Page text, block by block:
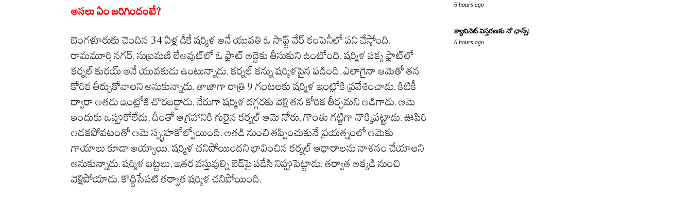
అసలు ఏం జరిగిందంటే?
బెంగళూరుకు చెందిన 34 ఏళ్ల డీకే షర్మిళ అనే యువతి ఓ సాఫ్ట్‌ వేర్ కంపెనీలో పని చేస్తోంది.
రామమూర్తి నగర్‌, సుబ్రమణి లేఅవుట్‌లో ఓ ఫ్లాట్ అద్దెకు తీసుకుని ఉంటోంది. షర్మిళ పక్క ఫ్లాట్‌లో
కర్నల్ కురయ్ అనే యువకుడు ఉంటున్నాడు. కర్నల్ కన్ను షర్మిళపైన పడింది. ఎలాగైనా ఆమెతో తన
కోరిక తీర్చుకోవాలని అనుకున్నాడు. తాజాగా రాత్రి 9 గంటలకు షర్మిళ ఇంట్లోకి ప్రవేశించాడు. కిటికీ
ద్వారా అతడు ఇంట్లోకి చొరబడ్డాడు. నేరుగా షర్మిళ దగ్గరకు వెళ్లి తన కోరిక తీర్చమని అడిగాడు. ఆమె
ఇందుకు ఒప్పుకోలేదు. దీంతో ఆగ్రహానికి గురైన కర్నల్ ఆమె నోరు, గొంతు గట్టిగా నొక్కిపట్టాడు. ఊపిరి
ఆడకపోవటంతో ఆమె స్పృహకోల్పోయింది. అతడి నుంచి తప్పించుకునే ప్రయత్నంలో ఆమెకు
గాయాలు కూడా అయ్యాయి. షర్మిళ చనిపోయిందని భావించిన కర్నల్ ఆధారాలను నాశనం చేయాలని
అనుకున్నాడు. షర్మిళ బట్టలు, ఇతర వస్తువుల్ని బెడ్‌పై పడేసి నిప్పుపెట్టాడు. తర్వాత అక్కడి నుంచి
వెళ్లిపోయాడు. కొద్దిసేపటి తర్వాత షర్మిళ చనిపోయింది.
6 hours ago
క్యాబినెట్ విస్తరణకు నో ఛాన్స్!
6 hours ago